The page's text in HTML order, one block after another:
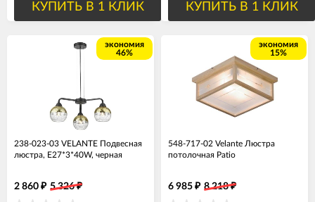
КУПИТЬ В 1 КЛИК КУПИТЬ В 1 КЛИК
экономия
46%
238-023-03 VELANTE Подвесная
люстра, E27*3*40W, черная
2 860 ₽ 5 326₽
экономия
15%
548-717-02 Velante Люстра
потолочная Patio
6 985 ₽ 8 218₽